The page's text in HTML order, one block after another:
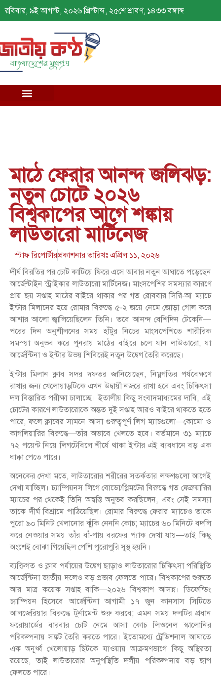
রবিবার, ৯ই আগস্ট, ২০২৬ খ্রিস্টাব্দ, ২৫শে শ্রাবণ, ১৪৩৩ বঙ্গাব্দ
মাঠে ফেরার আনন্দ জলিঝড়:
নতুন চোটে ২০২৬
বিশ্বকাপের আগে শঙ্কায়
লাউতারো মার্টিনেজ
স্টাফ রিপোর্টারপ্রকাশনার তারিখঃএপ্রিল ১১, ২০২৬
দীর্ঘ বিরতির পর চোট কাটিয়ে ফিরে এসে আবার নতুন আঘাতে পড়েছেন
আর্জেন্টাইন স্ট্রাইকার লাউতারো মার্টিনেজ। মাংসপেশির সমস্যার কারণে
প্রায় ছয় সপ্তাহ মাঠের বাইরে থাকার পর গত রোববার সিরি-আ ম্যাচে
ইন্টার মিলানের হয়ে রোমার বিরুদ্ধে ৫-২ জয়ে নেমে জোড়া গোল করে
আশার আলো জ্বালিয়েছিলেন তিনি। তবে আনন্দ বেশিদিন টেকেনি—
পরের দিন অনুশীলনের সময় হাঁটুর নিচের মাংসপেশিতে শারীরিক
সমস্য়া অনুভব করে পুনরায় মাঠের বাইরে চলে যান লাউতারো, যা
আর্জেন্টিনা ও ইন্টার উভয় শিবিরেই নতুন উদ্বেগ তৈরি করেছে।
ইন্টার মিলান ক্লাব সদর দফতর জানিয়েছেন, নিম্নগতির পর্যবেক্ষণে
রাখার জন্য খেলোয়াড়টিকে এখন উদ্বায়ী নজরে রাখা হবে এবং চিকিৎসা
দল বিস্তারিত পরীক্ষা চালাচ্ছে। ইতালীয় কিছু সংবাদমাধ্যমের দাবি, এই
চোটের কারণে লাউতারোকে অন্তত দুই সপ্তাহ আরও বাইরে থাকতে হতে
পারে, ফলে ক্লাবের সামনে আসা গুরুত্বপূর্ণ লিগ ম্যাচগুলো—কোমো ও
কাগলিয়ারির বিরুদ্ধে—তাঁর অভাবে খেলতে হবে। বর্তমানে ৩১ ম্যাচে
৭২ পয়েন্ট নিয়ে লিগটেবিলে শীর্ষে থাকা ইন্টার এই ব্যবধানে বড় এক
ধাক্কা পেতে পারে।
অনেকের দেখা মতে, লাউতারোর শরীরের সতর্কতার লক্ষণগুলো আগেই
দেখা যাচ্ছিল। চ্যাম্পিয়নস লিগে বোডো/গ্লিমটের বিরুদ্ধে গত ফেব্রুয়ারির
ম্যাচের পর থেকেই তিনি অস্বস্তি অনুভব করছিলেন, এবং সেই সমস্যা
তাকে দীর্ঘ বিশ্রামে পাঠিয়েছিল। রোমার বিরুদ্ধে ফেরার ম্যাচেও তাকে
পুরো ৯০ মিনিট খেলানোর ঝুঁকি নেননি কোচ; ম্যাচের ৬০ মিনিটে বদলি
করে নেওয়ার সময় তাঁর বাঁ-পায় বরফের প্যাক দেখা যায়—তাই কিছু
অংশেই বোঝা গিয়েছিল পেশি পুরোপুরি সুস্থ হয়নি।
ব্যক্তিগত ও ক্লাব পর্যায়ের উদ্বেগ ছাড়াও লাউতারোর চিকিৎসা পরিস্থিতি
আর্জেন্টিনা জাতীয় দলেও বড় প্রভাব ফেলতে পারে। বিশ্বকাপের শুরুতে
আর মাত্র কয়েক সপ্তাহ বাকি—২০২৬ বিশ্বকাপ আসন্ন। ডিফেন্ডিং
চ্যাম্পিয়ন হিসেবে আর্জেন্টিনা আগামী ১৭ জুন কানসাস সিটিতে
আলজেরিয়ার বিরুদ্ধে টুর্নামেন্ট শুরু করবে; এমন সময় দলটির প্রধান
ফরোয়ার্ডের বারবার চোট নেমে আসা কোচ লিওনেল স্কালোনির
পরিকল্পনায় সঙ্কট তৈরি করতে পারে। ইতোমধ্যে ট্রেডিশনাল আঘাতে
এক অনূর্ধ্ব খেলোয়াড় ছিটকে যাওয়ায় আক্রমণভাগে কিছু অস্থিরতা
রয়েছে, তাই লাউতারোর অনুপস্থিতি দলীয় পরিকল্পনায় বড় ছাপ
ফেলতে পারে।